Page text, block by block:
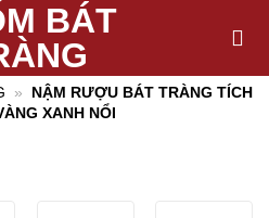
»
NẬM RƯỢU BÁT TRÀNG TÍCH
XANH NỔI